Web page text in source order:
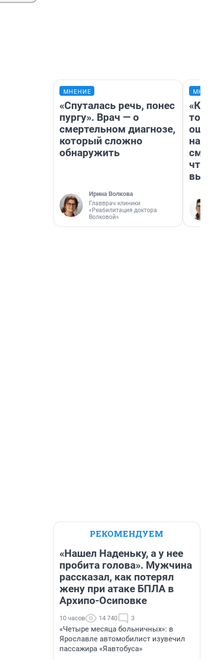
МНЕНИЕ
«Спуталась речь, понес
пургу». Врач — о
смертельном диагнозе,
который сложно
обнаружить
Ирина Волкова
Главврач клиники
«Реабилитация доктора
Волковой»
то
РЕКОМЕНДУЕМ
«Нашел Наденьку, а у нее
пробита голова». Мужчина
рассказал, как потерял
жену при атаке БПЛА в
Архипо-Осиповке
10 часов 14 740 3
«Четыре месяца больничных»: в
Ярославле автомобилист изувечил
пассажира «Яавтобуса»